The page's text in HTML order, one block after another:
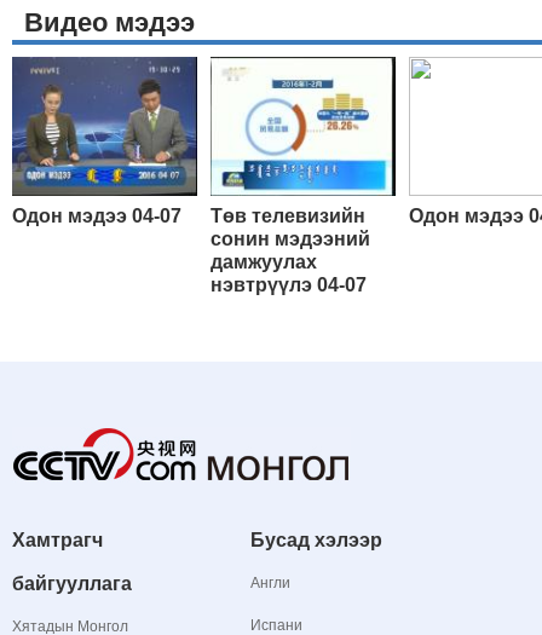
Видео мэдээ
Одон мэдээ 04-07
Төв телевизийн
сонин мэдээний
дамжуулах
нэвтрүүлэ 04-07
Одон мэдээ
Хамтрагч
байгууллага
Хятадын Монгол
Бусад хэлээр
Англи
Испани